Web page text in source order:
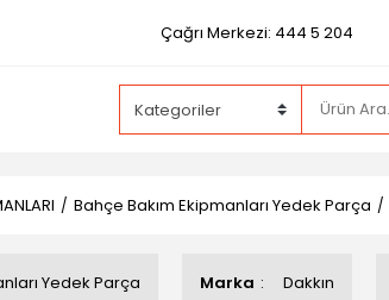
Çağrı Merkezi: 444 5 204
Bahçe Bakım Ekipmanları Yedek Parça
Yedek Parça Marka Dakkın